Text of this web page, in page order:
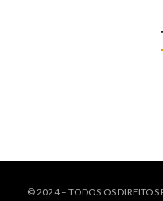
© 2024 – TODOS OS DIREITOS